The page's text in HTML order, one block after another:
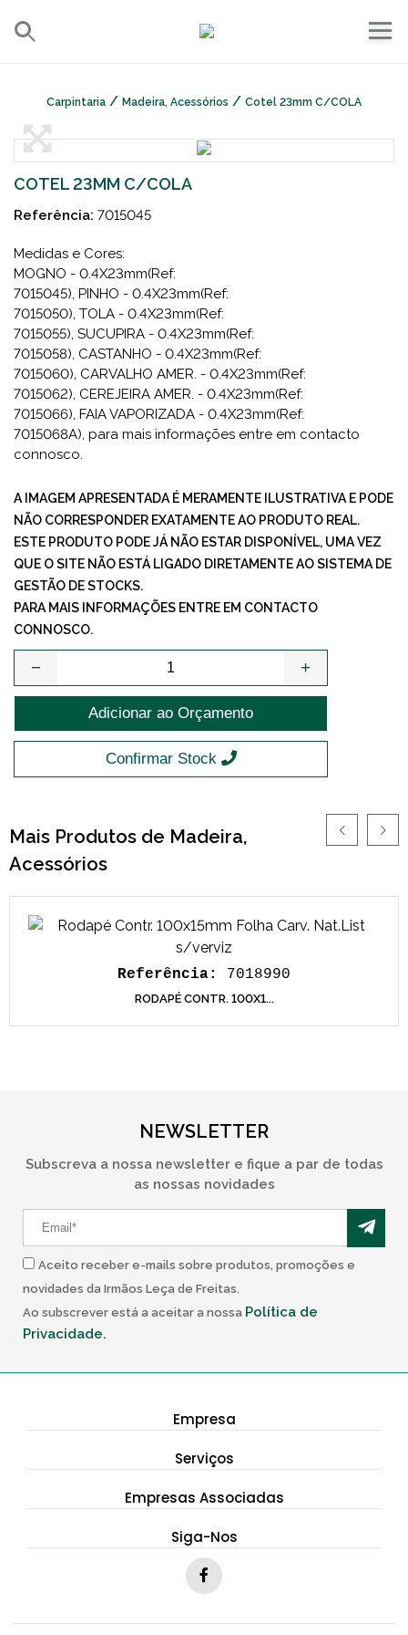
Carpintaria / Madeira, Acessórios / Cotel 23mm C/COLA
COTEL 23MM C/COLA
Referência: 7015045
Medidas e Cores:
MOGNO - 0.4X23mm(Ref:
7015045), PINHO - 0.4X23mm(Ref:
7015050), TOLA - 0.4X23mm(Ref:
7015055), SUCUPIRA - 0.4X23mm(Ref:
7015058), CASTANHO - 0.4X23mm(Ref:
7015060), CARVALHO AMER. - 0.4X23mm(Ref:
7015062), CEREJEIRA AMER. - 0.4X23mm(Ref:
7015066), FAIA VAPORIZADA - 0.4X23mm(Ref:
7015068A), para mais informações entre em contacto
connosco.
A IMAGEM APRESENTADA É MERAMENTE ILUSTRATIVA E PODE
NÃO CORRESPONDER EXATAMENTE AO PRODUTO REAL.
ESTE PRODUTO PODE JÁ NÃO ESTAR DISPONÍVEL, UMA VEZ
QUE O SITE NÃO ESTÁ LIGADO DIRETAMENTE AO SISTEMA DE
GESTÃO DE STOCKS.
PARA MAIS INFORMAÇÕES ENTRE EM CONTACTO
CONNOSCO.
− +
Adicionar ao Orçamento
Confirmar Stock
Mais Produtos de Madeira,
Acessórios
Referência: 7018990
RODAPÉ CONTR. 100X1...
NEWSLETTER
Subscreva a nossa newsletter e fique a par de todas
as nossas novidades
Aceito receber e-mails sobre produtos, promoções e
novidades da Irmãos Leça de Freitas.
Ao subscrever está a aceitar a nossa Política de
Privacidade.
Empresa
Serviços
Empresas Associadas
Siga-Nos